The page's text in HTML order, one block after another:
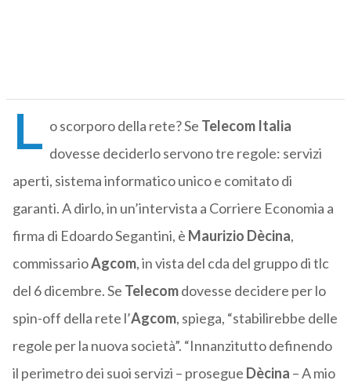
L o scorporo della rete? Se Telecom Italia
dovesse deciderlo servono tre regole: servizi
aperti, sistema informatico unico e comitato di
garanti. A dirlo, in un’intervista a Corriere Economia a
firma di Edoardo Segantini, è Maurizio Dècina,
commissarioAgcom, in vista del cda del gruppo di tlc
del 6 dicembre. Se Telecomdovesse decidere per lo
spin-off della rete l’Agcom, spiega, “stabilirebbe delle
regole per la nuova società”. “Innanzitutto definendo
il perimetro dei suoi servizi – prosegue Dècina – A mio